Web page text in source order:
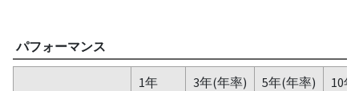
パフォーマンス
1年 3年(年率) 5年(年率)
10